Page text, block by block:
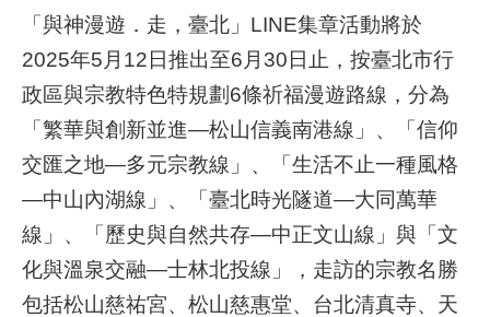
案
公
開
資
訊
網
導
覽
「與神漫遊．走，臺北」LINE集章活動將於
2025年5月12日推出至6月30日止，按臺北市行
政區與宗教特色特規劃6條祈福漫遊路線，分為
「繁華與創新並進—松山信義南港線」、「信仰
交匯之地—多元宗教線」、「生活不止一種風格
—中山內湖線」、「臺北時光隧道—大同萬華
線」、「歷史與自然共存—中正文山線」與「文
化與溫泉交融—士林北投線」，走訪的宗教名勝
包括松山慈祐宮、松山慈惠堂、台北清真寺、天